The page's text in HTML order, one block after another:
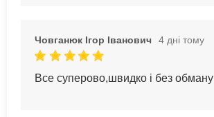
Човганюк Ігор Іванович 4 дні тому
Все суперово,швидко і без обману